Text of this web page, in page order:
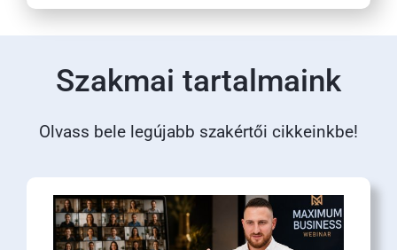
Szakmai tartalmaink
Olvass bele legújabb szakértői cikkeinkbe!